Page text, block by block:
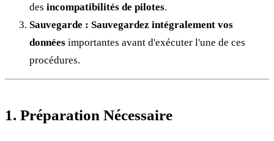
des incompatibilités de pilotes.
Sauvegarde : Sauvegardez intégralement vos
données importantes avant d'exécuter l'une de ces
procédures.
1. Préparation Nécessaire